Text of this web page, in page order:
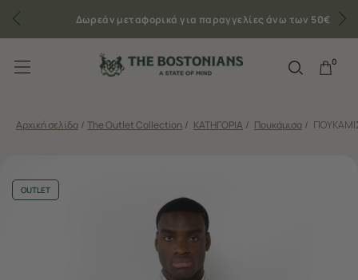
Δωρεάν μεταφορικά για παραγγελίες άνω των 50€
0
Αρχική σελίδα / The Outlet Collection / ΚΑΤΗΓΟΡΙΑ / Πουκάμισα /
OUTLET